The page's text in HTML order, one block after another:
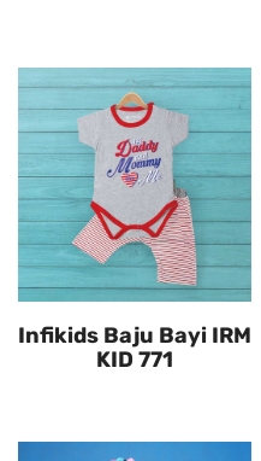
Infikids Baju Bayi IRM
KID 771